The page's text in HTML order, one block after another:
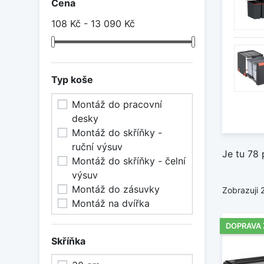
Cena
108 Kč - 13 090 Kč
Typ koše
Montáž do pracovní
desky
Montáž do skříňky -
ruční výsuv
Montáž do skříňky - čelní
výsuv
Montáž do zásuvky
Montáž na dvířka
Skříňka
filtr
V
Je tu 78
Zobrazuji
DOPRAVA